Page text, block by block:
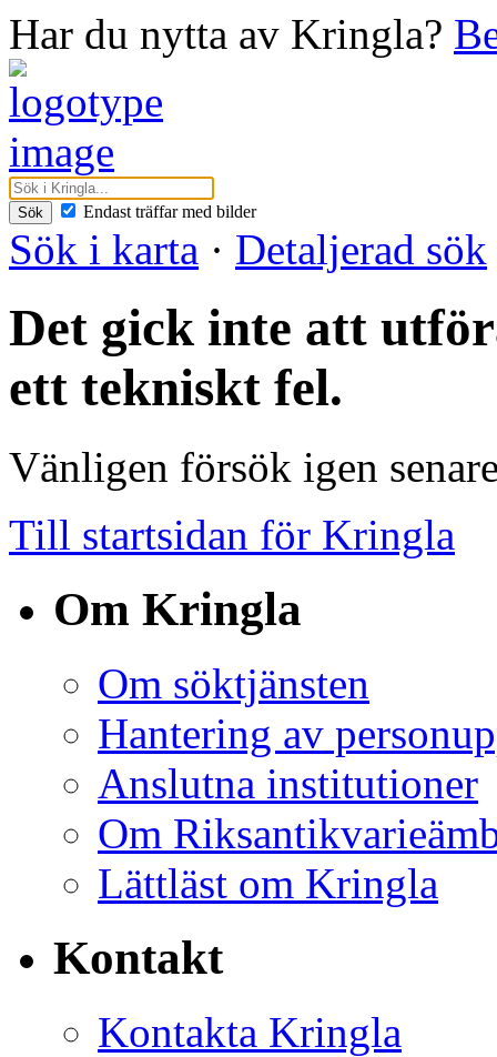
Har du nytta av Kringla?
Sök Endast träffar med bilder
Sök i karta · Detaljerad sök
Det gick inte att
ett tekniskt fel.
Vänligen försök igen
Till startsidan för Kringla
Om Kringla
Om söktjänsten
Hantering av
Anslutna institutioner
Om
Lättläst om Kringla
Kontakt
Kontakta Kringla